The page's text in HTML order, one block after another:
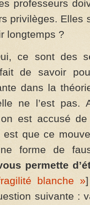
professeurs
privilèges. Elles
longtemps ?
ce sont des
de savoir
dans la
ne l’est
est accusé
que ce
forme de
permette
blanche »
suivante :